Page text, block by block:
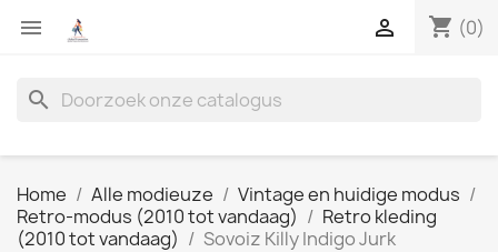
 shopping_cart (0)

search
Home Alle modieuze
Vintage en huidige modus
Retro-modus (2010 tot vandaag)
Retro kleding
(2010 tot vandaag)
Sovoiz Killy Indigo Jurk